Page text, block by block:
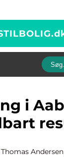
Thomas Andersen